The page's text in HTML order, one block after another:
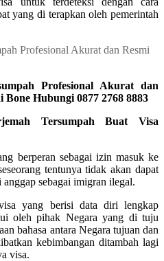
yang di terapkan oleh pemerintah
Profesional Akurat dan
Hubungi 0877 2768 8883
Tersumpah Buat Visa
berperan sebagai izin masuk ke
tentunya tidak akan dapat
sebagai imigran ilegal.
yang berisi data diri lengkap
oleh pihak Negara yang di tuju
bahasa antara Negara tujuan dan
kebimbangan ditambah lagi
visa.